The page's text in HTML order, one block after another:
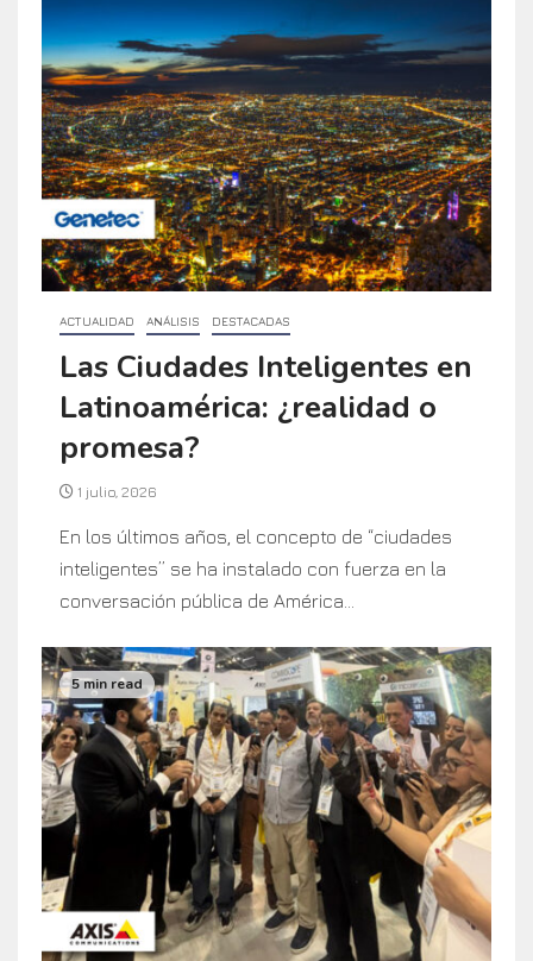
ACTUALIDAD ANÁLISIS DESTACADAS
Las Ciudades Inteligentes en
Latinoamérica: ¿realidad o
promesa?
1 julio, 2026
En los últimos años, el concepto de “ciudades
inteligentes” se ha instalado con fuerza en la
conversación pública de América...
5 min read